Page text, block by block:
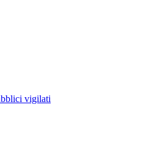
vigilati